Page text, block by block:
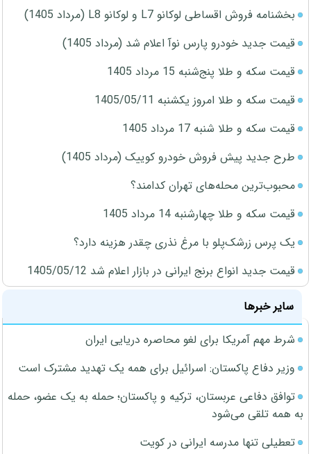
بخشنامه فروش اقساطی لوکانو L7 و لوکانو L8 (مرداد 1405)
قیمت جدید خودرو پارس نوآ اعلام شد (مرداد 1405)
قیمت سکه و طلا پنج‌شنبه 15 مرداد 1405
قیمت سکه و طلا امروز یکشنبه 1405/05/11
قیمت سکه و طلا شنبه 17 مرداد 1405
طرح جدید پیش فروش خودرو کوییک (مرداد 1405)
محبوب‌ترین محله‌های تهران کدامند؟
قیمت سکه و طلا چهارشنبه 14 مرداد 1405
یک پرس زرشک‌پلو با مرغ نذری چقدر هزینه دارد؟
قیمت جدید انواع برنج ایرانی در بازار اعلام شد 1405/05/12
سایر خبرها
شرط مهم آمریکا برای لغو محاصره دریایی ایران
وزیر دفاع پاکستان: اسرائیل برای همه یک تهدید مشترک است
توافق دفاعی عربستان، ترکیه و پاکستان؛ حمله به یک عضو، حمله
به همه تلقی می‌شود
تعطیلی تنها مدرسه ایرانی در کویت